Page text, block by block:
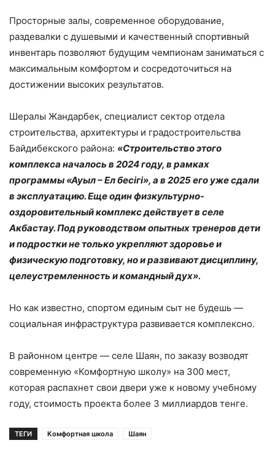
Просторные залы, современное оборудование,
раздевалки с душевыми и качественный спортивный
инвентарь позволяют будущим чемпионам заниматься с
максимальным комфортом и сосредоточиться на
достижении высоких результатов.
Шералы Жандарбек, специалист сектор отдела
строительства, архитектуры и градостроительства
Байдибекского района: «Строительство этого
комплекса началось в 2024 году, в рамках
программы «Ауыл – Ел бесігі», а в 2025 его уже сдали
в эксплуатацию. Еще один физкультурно-
оздоровительный комплекс действует в селе
Акбастау. Под руководством опытных тренеров дети
и подростки не только укрепляют здоровье и
физическую подготовку, но и развивают дисциплину,
целеустремленность и командный дух».
Но как известно, спортом единым сыт не будешь —
социальная инфраструктура развивается комплексно.
В районном центре — селе Шаян, по заказу возводят
современную «Комфортную школу» на 300 мест,
которая распахнет свои двери уже к новому учебному
году, стоимость проекта более 3 миллиардов тенге.
ТЕГИ Комфортная школа Шаян